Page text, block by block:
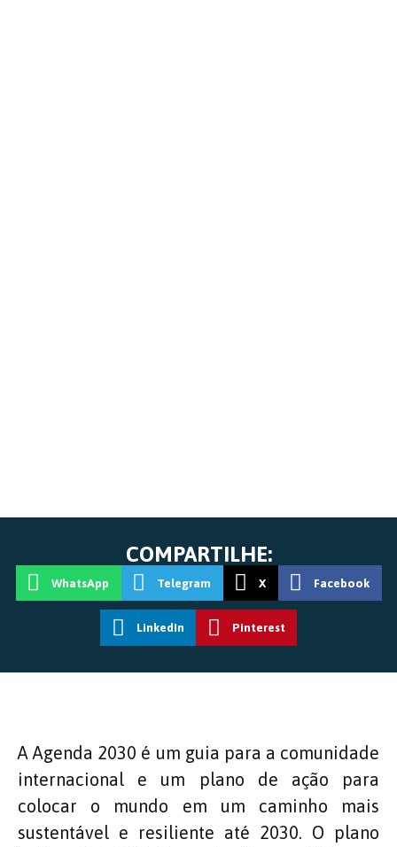
COMPARTILHE:
WhatsApp Telegram X Facebook
LinkedIn Pinterest
A Agenda 2030 é um guia para a comunidade
internacional e um plano de ação para
colocar o mundo em um caminho mais
sustentável e resiliente até 2030. O plano